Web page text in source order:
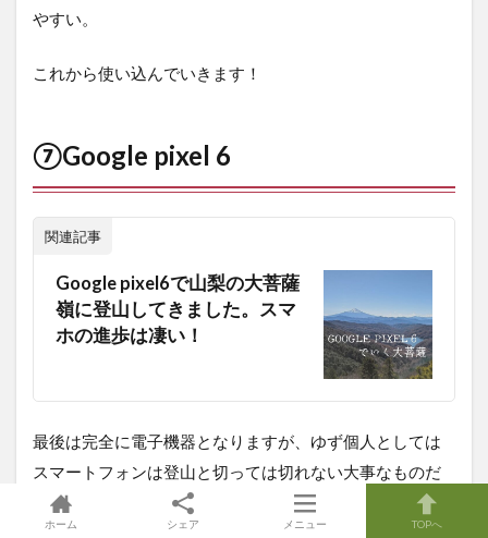
やすい。
これから使い込んでいきます！
⑦Google pixel 6
関連記事
Google pixel6で山梨の大菩薩
嶺に登山してきました。スマ
ホの進歩は凄い！
最後は完全に電子機器となりますが、ゆず個人としては
スマートフォンは登山と切っては切れない大事なものだ
と思っています。最終的な技術の習得は必要ですが、ス
マートフォンに内蔵されている機能やアプリで山の技術
ホーム シェア メニュー TOPへ